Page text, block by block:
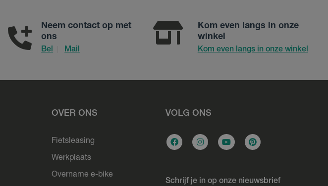
Neem contact op met
ons
Bel Mail
Kom even langs in onze
winkel
Kom even langs in onze winkel
OVER ONS
Fietsleasing
Werkplaats
Overname e-bike
VOLG ONS
Schrijf je in op onze nieuwsbrief